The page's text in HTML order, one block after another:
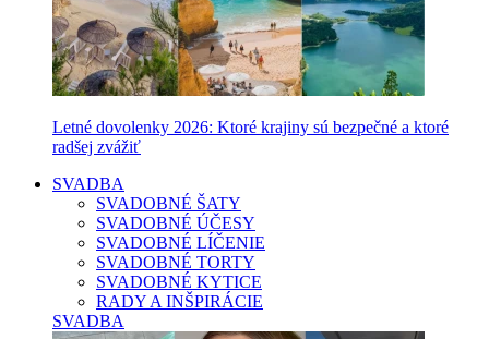
Letné dovolenky 2026: Ktoré krajiny sú bezpečné a ktoré
radšej zvážiť
SVADBA
SVADOBNÉ ŠATY
SVADOBNÉ ÚČESY
SVADOBNÉ LÍČENIE
SVADOBNÉ TORTY
SVADOBNÉ KYTICE
RADY A INŠPIRÁCIE
SVADBA